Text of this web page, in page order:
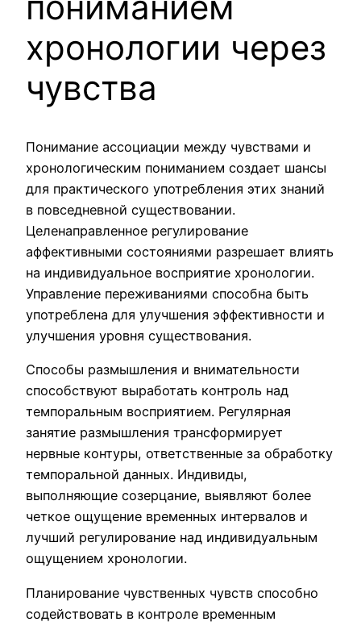
хронологии через
чувства
Понимание ассоциации между чувствами и
хронологическим пониманием создает шансы
для практического употребления этих знаний
в повседневной существовании.
Целенаправленное регулирование
аффективными состояниями разрешает влиять
на индивидуальное восприятие хронологии.
Управление переживаниями способна быть
употреблена для улучшения эффективности и
улучшения уровня существования.
Способы размышления и внимательности
способствуют выработать контроль над
темпоральным восприятием. Регулярная
занятие размышления трансформирует
нервные контуры, ответственные за обработку
темпоральной данных. Индивиды,
выполняющие созерцание, выявляют более
четкое ощущение временных интервалов и
лучший регулирование над индивидуальным
ощущением хронологии.
Планирование чувственных чувств способно
содействовать в контроле временным